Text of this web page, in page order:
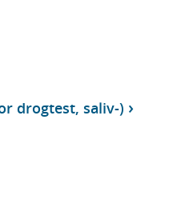
drogtest, saliv-)